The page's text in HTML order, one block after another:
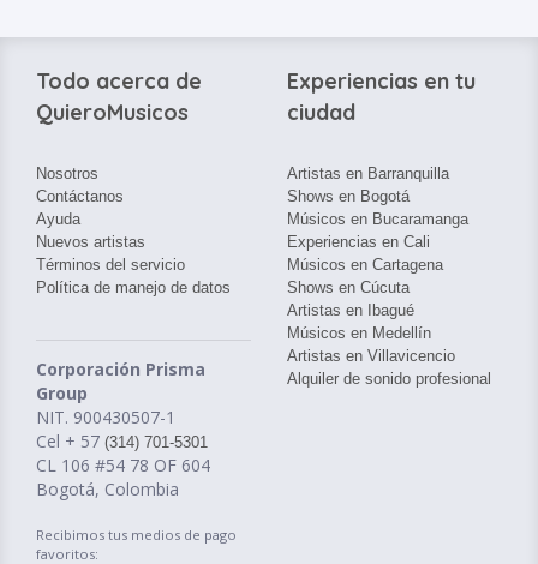
Todo acerca de
QuieroMusicos
Nosotros
Contáctanos
Ayuda
Nuevos artistas
Términos del servicio
Política de manejo de datos
Corporación Prisma
Group
NIT. 900430507-1
Cel + 57 (314) 701-5301
CL 106 #54 78 OF 604
Bogotá, Colombia
Recibimos tus medios de pago
favoritos:
Experiencias en tu
ciudad
Artistas en Barranquilla
Shows en Bogotá
Músicos en Bucaramanga
Experiencias en Cali
Músicos en Cartagena
Shows en Cúcuta
Artistas en Ibagué
Músicos en Medellín
Artistas en Villavicencio
Alquiler de sonido profesional